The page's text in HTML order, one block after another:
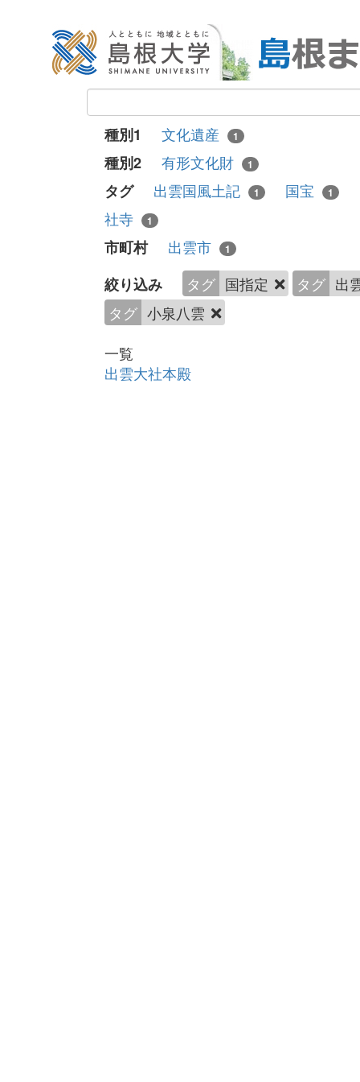
種別1 文化遺産 1
種別2 有形文化財 1
タグ 出雲国風土記 1 国宝 1
社寺
1
市町村 出雲市 1
絞り込み タグ 国指定 タグ 出
タグ 小泉八雲
一覧
出雲大社本殿